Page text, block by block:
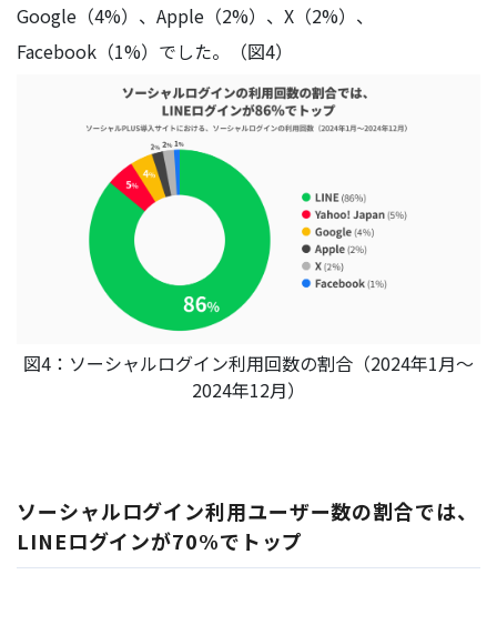
Google（4%）、Apple（2%）、X（2%）、
Facebook（1%）でした。（図4）
図4：ソーシャルログイン利用回数の割合（2024年1月～
2024年12月）
ソーシャルログイン利用ユーザー数の割合では、
LINEログインが70%でトップ